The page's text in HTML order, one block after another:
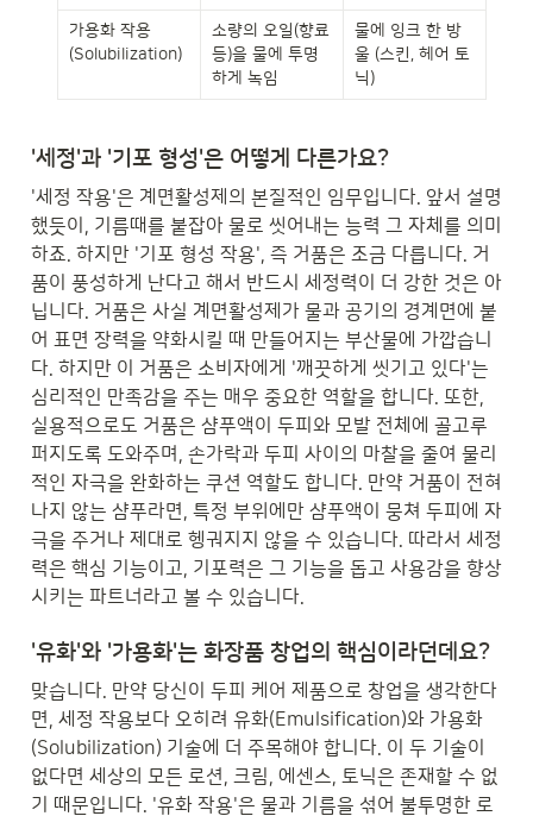
가용화 작용
(Solubilization)
소량의 오일(향료
등)을 물에 투명
하게 녹임
물에 잉크 한 방
울 (스킨, 헤어 토
닉)
'세정'과 '기포 형성'은 어떻게 다른가요?
'세정 작용'은 계면활성제의 본질적인 임무입니다. 앞서 설명
했듯이, 기름때를 붙잡아 물로 씻어내는 능력 그 자체를 의미
하죠. 하지만 '기포 형성 작용', 즉 거품은 조금 다릅니다. 거
품이 풍성하게 난다고 해서 반드시 세정력이 더 강한 것은 아
닙니다. 거품은 사실 계면활성제가 물과 공기의 경계면에 붙
어 표면 장력을 약화시킬 때 만들어지는 부산물에 가깝습니
다. 하지만 이 거품은 소비자에게 '깨끗하게 씻기고 있다'는
심리적인 만족감을 주는 매우 중요한 역할을 합니다. 또한,
실용적으로도 거품은 샴푸액이 두피와 모발 전체에 골고루
퍼지도록 도와주며, 손가락과 두피 사이의 마찰을 줄여 물리
적인 자극을 완화하는 쿠션 역할도 합니다. 만약 거품이 전혀
나지 않는 샴푸라면, 특정 부위에만 샴푸액이 뭉쳐 두피에 자
극을 주거나 제대로 헹궈지지 않을 수 있습니다. 따라서 세정
력은 핵심 기능이고, 기포력은 그 기능을 돕고 사용감을 향상
시키는 파트너라고 볼 수 있습니다.
'유화'와 '가용화'는 화장품 창업의 핵심이라던데요?
맞습니다. 만약 당신이 두피 케어 제품으로 창업을 생각한다
면, 세정 작용보다 오히려 유화(Emulsification)와 가용화
(Solubilization) 기술에 더 주목해야 합니다. 이 두 기술이
없다면 세상의 모든 로션, 크림, 에센스, 토닉은 존재할 수 없
기 때문입니다. '유화 작용'은 물과 기름을 섞어 불투명한 로